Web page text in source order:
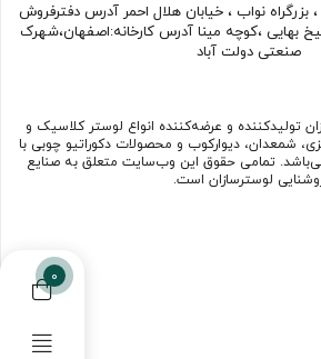
0
آدرس دفتر همکاران: تهران ، بزرگراه نواب ، خیابان هلال احمر آدرس دفترفروش
اینترنتی:اصفهان،خیابان شیخ بهایی ،کوچه مینا آدرس کارخانه:اصفهان،شهرک
صنعتی دولت آباد
تولیدکننده و عرضه‌کننده انواع لوستر کلاسیک و
شمعدان، دیوارکوب و محصولات دکوراتیو چوبی با
متنوع می‌باشد. تمامی حقوق این وب‌سایت متعلق به صنایع
لوسترسازان است.